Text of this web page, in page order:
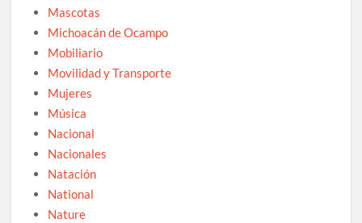
Mascotas
Michoacán de Ocampo
Mobiliario
Movilidad y Transporte
Mujeres
Música
Nacional
Nacionales
Natación
National
Nature